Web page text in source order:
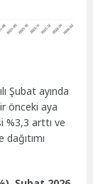
Şubat ayında
önceki aya
%3,3 arttı ve